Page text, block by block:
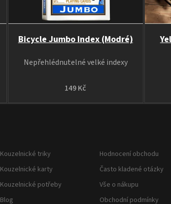
Bicycle Jumbo Index (Modré)
149 Kč
Nepřehlédnutelné velké indexy
Kouzelnické triky
Kouzelnické karty
Kouzelnické potřeby
Blog
Hodnocení obchodu
Často kladené otázky
Vše o nákupu
Obchodní podmínky